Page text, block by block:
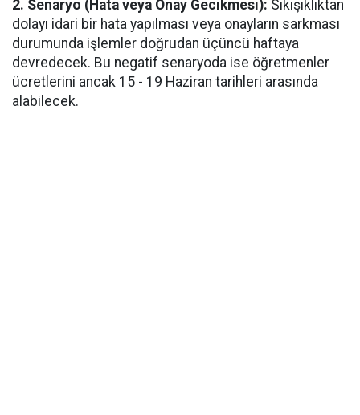
​2. Senaryo (Hata veya Onay Gecikmesi): Sıkışıklıktan
dolayı idari bir hata yapılması veya onayların sarkması
durumunda işlemler doğrudan üçüncü haftaya
devredecek. Bu negatif senaryoda ise öğretmenler
ücretlerini ancak 15 - 19 Haziran tarihleri arasında
alabilecek.